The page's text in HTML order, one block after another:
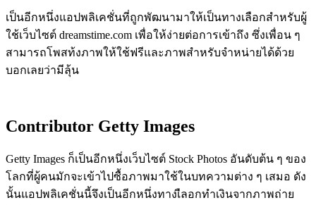
เป็นอีกหนึ่งแอปพลิเคชั่นที่ถูกพัฒนามาให้เป็นทางเลือกสำหรับผู้
ใช้เว็บไซต์ dreamstime.com เพื่อให้ง่ายต่อการเข้าถึง ซึ่งเพื่อน ๆ
สามารถโพสท้งภาพให้ใช้ฟรีและภาพสำหรับจำหน่ายได้ด้วย
บอกเลยว่ามีลุ้น
Contributor Getty Images
Getty Images ก็เป็นอีกหนึ่งเว็บไซต์ Stock Photos อันดับต้น ๆ ของ
โลกที่ผู้คนมักจะเข้าไปซื้อภาพมาใช้ในบทความต่าง ๆ เสมอ ดัง
นั้นแอปพลิเคชั่นนี้จึงเป็นอีกหนึ่งทางเืลอกทำเงินจากภาพถ่าย